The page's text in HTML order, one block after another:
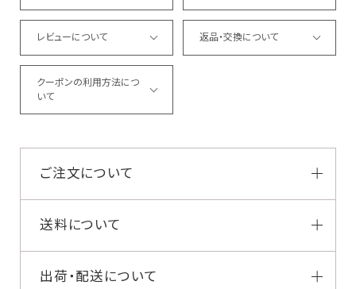
レビューについて 返品・交換について
クーポンの利用方法につ
いて
ご注文について
送料について
出荷・配送について